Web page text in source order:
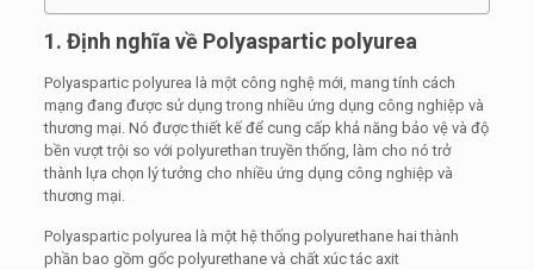
1. Định nghĩa về Polyaspartic polyurea
Polyaspartic polyurea là một công nghệ mới, mang tính cách
mạng đang được sử dụng trong nhiều ứng dụng công nghiệp và
thương mại. Nó được thiết kế để cung cấp khả năng bảo vệ và độ
bền vượt trội so với polyurethan truyền thống, làm cho nó trở
thành lựa chọn lý tưởng cho nhiều ứng dụng công nghiệp và
thương mại.
Polyaspartic polyurea là một hệ thống polyurethane hai thành
phần bao gồm gốc polyurethane và chất xúc tác axit